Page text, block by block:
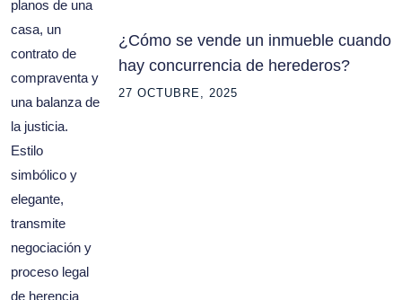
¿Cómo se vende un inmueble cuando
hay concurrencia de herederos?
27 OCTUBRE, 2025